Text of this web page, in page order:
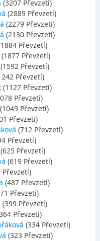
(3207 Převzetí)
(2889 Převzetí)
(2279 Převzetí)
(2130 Převzetí)
Převzetí)
(1877 Převzetí)
(1592 Převzetí)
Převzetí)
(1127 Převzetí)
Převzetí)
(1049 Převzetí)
Převzetí)
(712 Převzetí)
Převzetí)
(625 Převzetí)
(619 Převzetí)
Převzetí)
(487 Převzetí)
Převzetí)
(399 Převzetí)
Převzetí)
(334 Převzetí)
(323 Převzetí)